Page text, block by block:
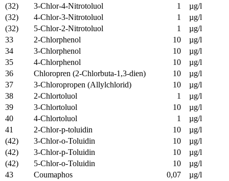
(32)
3-Chlor-4-Nitrotoluol 1
µg/l
(32)
4-Chlor-3-Nitrotoluol 1
µg/l
(32)
5-Chlor-2-Nitrotoluol 1
µg/l
33
2-Chlorphenol 10
µg/l
34
3-Chlorphenol 10
µg/l
35
4-Chlorphenol 10
µg/l
36
Chloropren (2-Chlorbuta-1,3-dien) 10
µg/l
37
3-Chloropropen (Allylchlorid) 10
µg/l
38
2-Chlortoluol 1
µg/l
39
3-Chlortoluol 10
µg/l
40
4-Chlortoluol 1
µg/l
41
2-Chlor-p-toluidin 10
µg/l
(42)
3-Chlor-o-Toluidin 10
µg/l
(42)
3-Chlor-p-Toluidin 10
µg/l
(42)
5-Chlor-o-Toluidin 10
µg/l
43
Coumaphos 0,07
µg/l